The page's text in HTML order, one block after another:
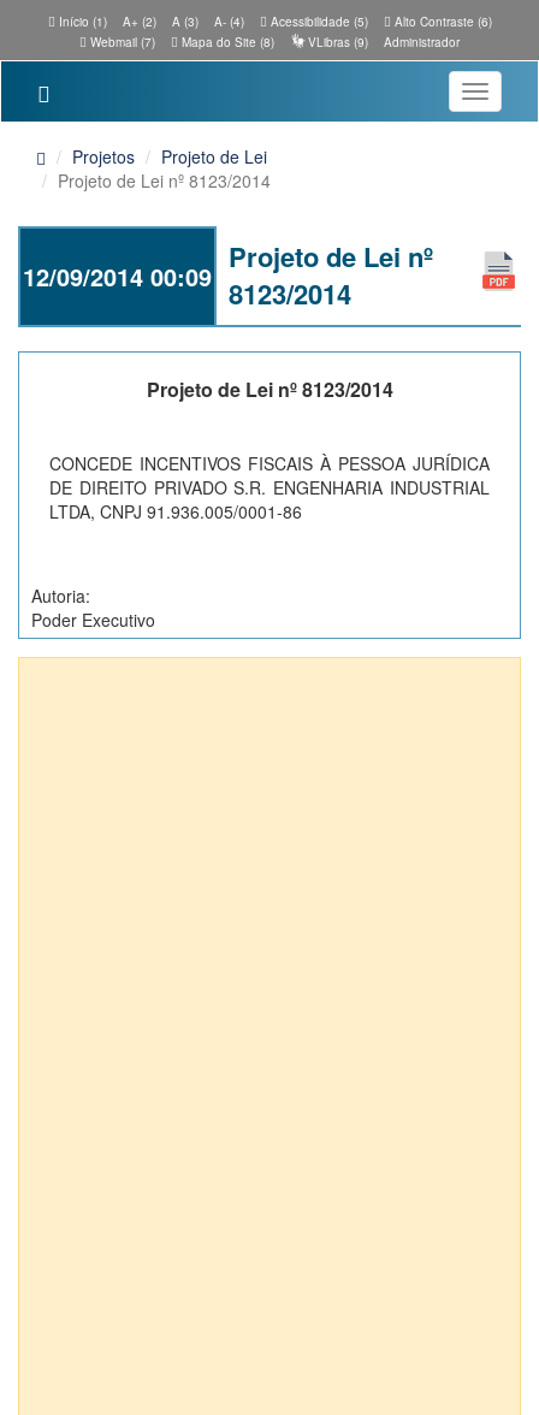
Início (1) A+ (2) A (3) A- (4) Acessibilidade (5)
Alto Contraste (6)
Webmail (7)
Mapa do Site (8) VLibras (9) Administrador
Toggle
Projetos
Projeto de Lei
Projeto de Lei nº 8123/2014
12/09/2014 00:09
Projeto de Lei nº
8123/2014
Projeto de Lei nº 8123/2014
CONCEDE INCENTIVOS FISCAIS À PESSOA JURÍDICA
DE DIREITO PRIVADO S.R. ENGENHARIA INDUSTRIAL
LTDA, CNPJ 91.936.005/0001-86
Autoria:
Poder Executivo